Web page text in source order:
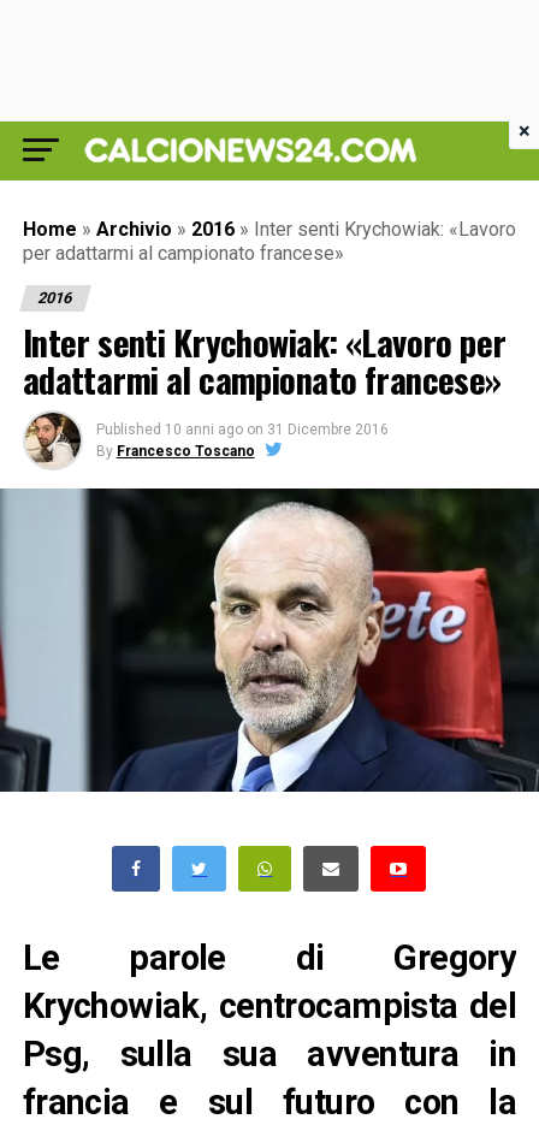
Home » Archivio » 2016 » Inter senti Krychowiak: «Lavoro
per adattarmi al campionato francese»
2016
Inter senti Krychowiak: «Lavoro per
adattarmi al campionato francese»
Published 10 anni ago on 31 Dicembre 2016
By Francesco Toscano
Le parole di Gregory
Krychowiak, centrocampista del
Psg, sulla sua avventura in
francia e sul futuro con la
×